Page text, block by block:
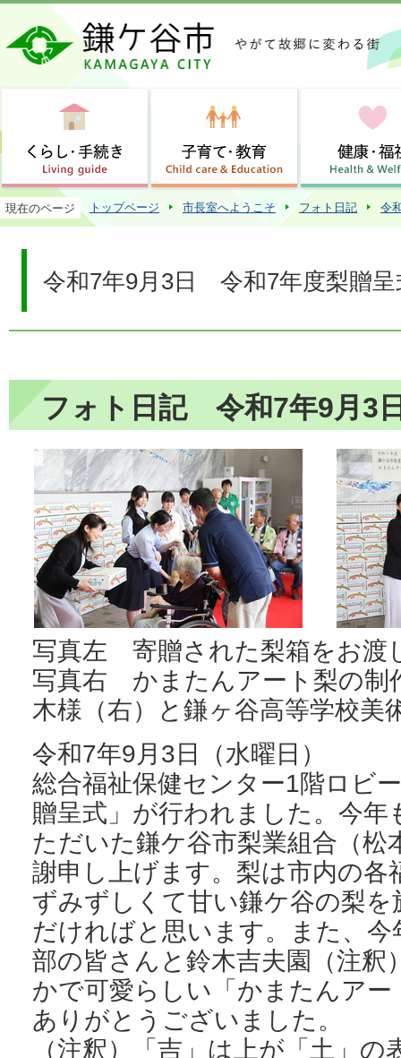
この
現在のページ トップページ 市長室へようこそ フォト日記 令
令和7年9月3日 令和7年度梨贈呈
フォト日記 令和7年9月3
写真左 寄贈された梨箱をお渡
写真右 かまたんアート梨の制
木様（右）と鎌ヶ谷高等学校美
令和7年9月3日（水曜日）
総合福祉保健センター1階ロビ
贈呈式」が行われました。今
ただいた鎌ケ谷市梨業組合（松
謝申し上げます。梨は市内の各
ずみずしくて甘い鎌ケ谷の梨
だければと思います。また、
部の皆さんと鈴木吉夫園（注釈
かで可愛らしい「かまたんア
ありがとうございました。
（注釈）「吉」は上が「土」の